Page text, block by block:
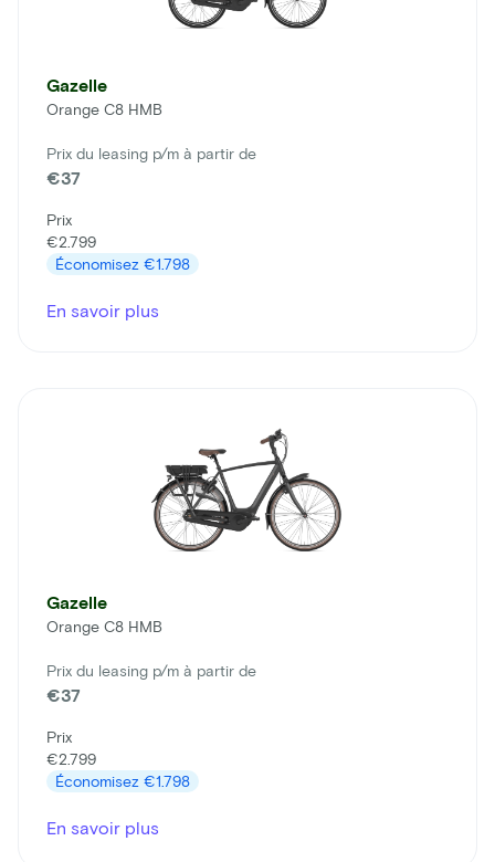
Gazelle
Orange C8 HMB
Prix du leasing p/m à partir de
€37
Prix
€2.799
Économisez €1.798
En savoir plus
Gazelle
Orange C8 HMB
Prix du leasing p/m à partir de
€37
Prix
€2.799
Économisez €1.798
En savoir plus